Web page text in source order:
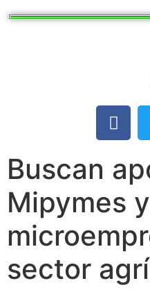
Buscan
Mipymes y
sector